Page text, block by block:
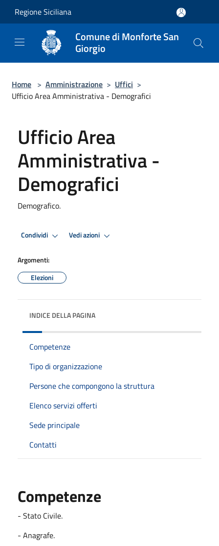
Regione Siciliana
Comune di Monforte San
Giorgio
Home > Amministrazione > Uffici >
Ufficio Area Amministrativa - Demografici
Ufficio Area
Amministrativa -
Demografici
Demografico.
Condividi Vedi azioni
Argomenti:
Elezioni
INDICE DELLA PAGINA
Competenze
Tipo di organizzazione
Persone che compongono la struttura
Elenco servizi offerti
Sede principale
Contatti
Competenze
- Stato Civile.
- Anagrafe.